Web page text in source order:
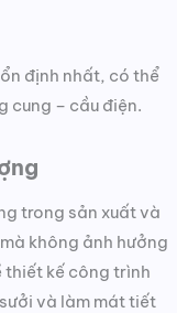
định nhất, có thể
cung – cầu điện.
trong sản xuất và
không ảnh hưởng
thiết kế công trình
và làm mát tiết